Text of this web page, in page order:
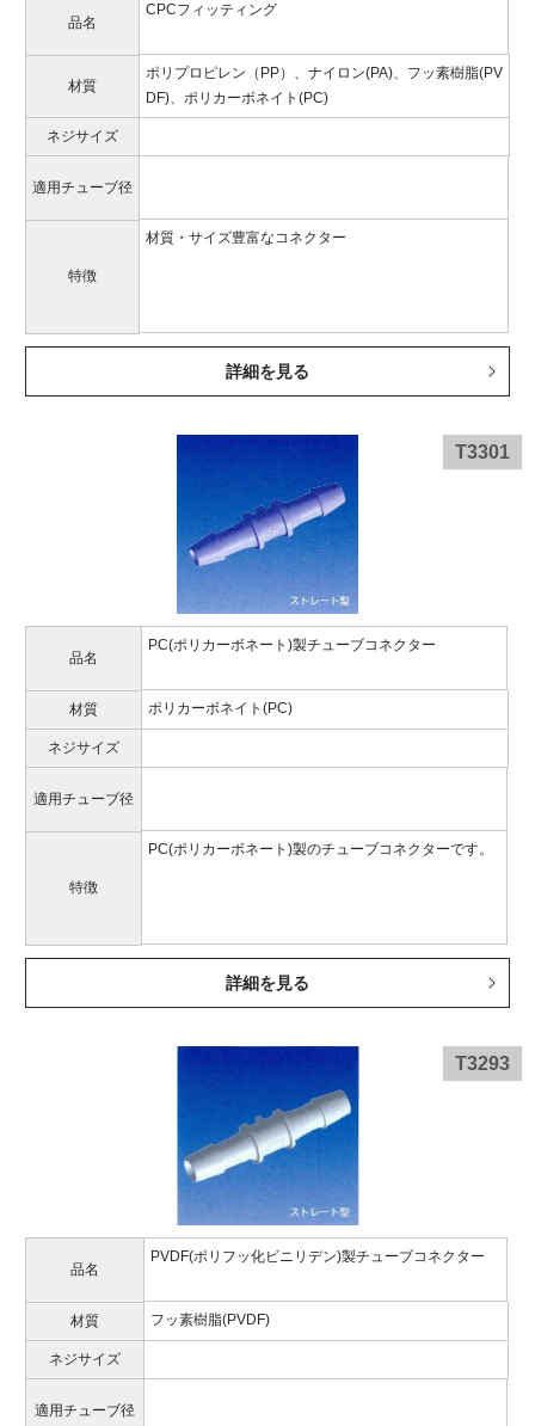
品名
CPCフィッティング
材質
ポリプロピレン（PP）、ナイロン(PA)、フッ素樹脂(PV
DF)、ポリカーボネイト(PC)
ネジサイズ
適用チューブ径
特徴
材質・サイズ豊富なコネクター
詳細を見る
T3301
品名
PC(ポリカーボネート)製チューブコネクター
材質 ポリカーボネイト(PC)
ネジサイズ
適用チューブ径
特徴
PC(ポリカーボネート)製のチューブコネクターです。
詳細を見る
T3293
品名
PVDF(ポリフッ化ビニリデン)製チューブコネクター
材質 フッ素樹脂(PVDF)
ネジサイズ
適用チューブ径